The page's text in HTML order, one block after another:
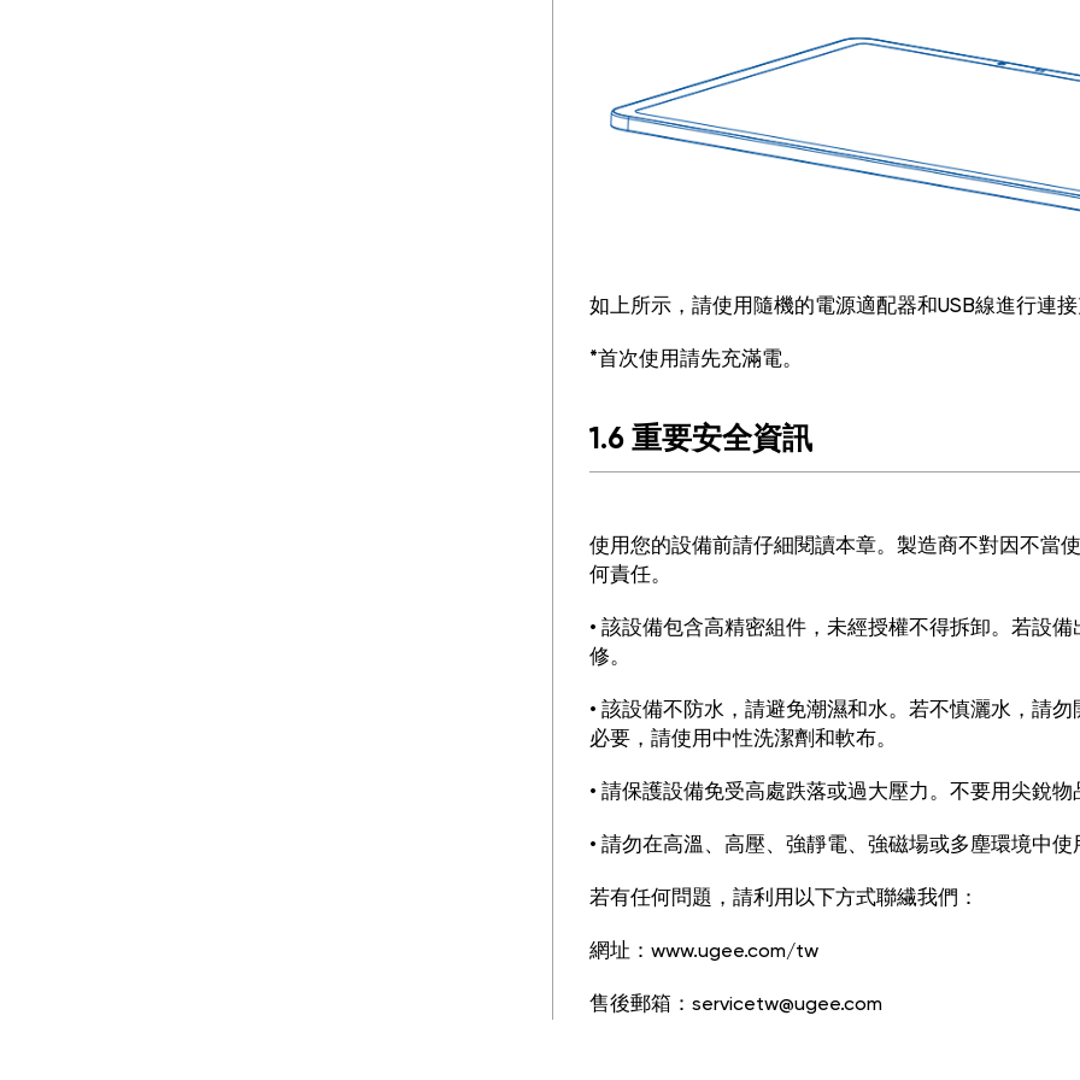
如上所示，請使用隨機的電源適配器和USB線進行連
*首次使用請先充滿電。
1.6 重要安全資訊
使用您的設備前請仔細閱讀本章。製造商不對因不當
何責任。
• 該設備包含高精密組件，未經授權不得拆卸。若設
修。
• 該設備不防水，請避免潮濕和水。若不慎灑水，請
必要，請使用中性洗潔劑和軟布。
• 請保護設備免受高處跌落或過大壓力。不要用尖銳
• 請勿在高溫、高壓、強靜電、強磁場或多塵環境中
若有任何問題，請利用以下方式聯繊我們：
網址： www.ugee.com/tw
售後郵箱： servicetw@ugee.com